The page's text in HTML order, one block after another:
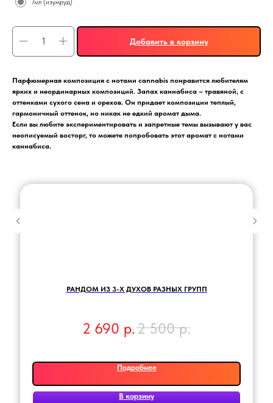
7мл (изумруд)
Добавить в корзину
Парфюмерная композиция с нотами cannabis понравится любителям
ярких и неординарных композиций. Запах каннабиса – травяной, с
оттенками сухого сена и орехов. Он придает композиции теплый,
гармоничный оттенок, но никак не едкий аромат дыма.
Если вы любите экспериментировать и запретные темы вызывают у вас
неописуемый восторг, то можете попробовать этот аромат с нотами
каннабиса.
РАНДОМ ИЗ 3-Х ДУХОВ РАЗНЫХ ГРУПП
2 690 р.2 500 р.
Подробнее
В корзину